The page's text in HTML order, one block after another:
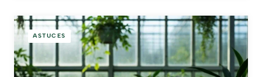
ASTUCES